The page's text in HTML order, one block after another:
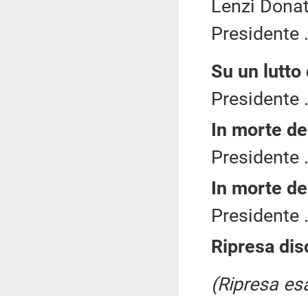
Lenzi
Presidente
Su un lutto
Presidente
In morte
Presidente
In morte
Presidente
Ripresa
(Ripresa